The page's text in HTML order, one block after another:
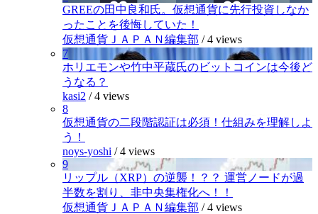
GREEの田中良和氏。仮想通貨に先行投資しなか
ったことを後悔していた！
仮想通貨ＪＡＰＡＮ編集部 /4 views
7
ホリエモンや竹中平蔵氏のビットコインは今後ど
うなる？
kasi2 /4 views
8
仮想通貨の二段階認証は必須！仕組みを理解しよ
う！
noys-yoshi /4 views
9
リップル（XRP）の逆襲！？？ 運営ノードが過
半数を割り、非中央集権化へ！！
仮想通貨ＪＡＰＡＮ編集部 /4 views